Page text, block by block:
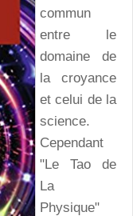
commun
entre le
domaine de
la croyance
et celui de la
science.
Cependant
"Le Tao de
La
Physique"